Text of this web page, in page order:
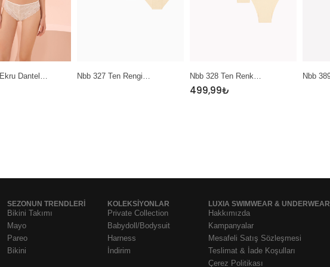
Nbb 327 Ten Rengi… Nbb 328 Ten Renk… Nbb 389 Sarı Mint…
SEZONUN TRENDLERI
Bikini Takımı
Mayo
Pareo
Bikini
KOLEKSIYONLAR
Private Collection
Babydoll/Bodysuit
Harness
İndirim
LUXIA SWIMWEAR & UNDERWEAR
Hakkımızda
Kampanyalar
Mesafeli Satış Sözleşmesi
Teslimat & İade Koşulları
Çerez Politikası